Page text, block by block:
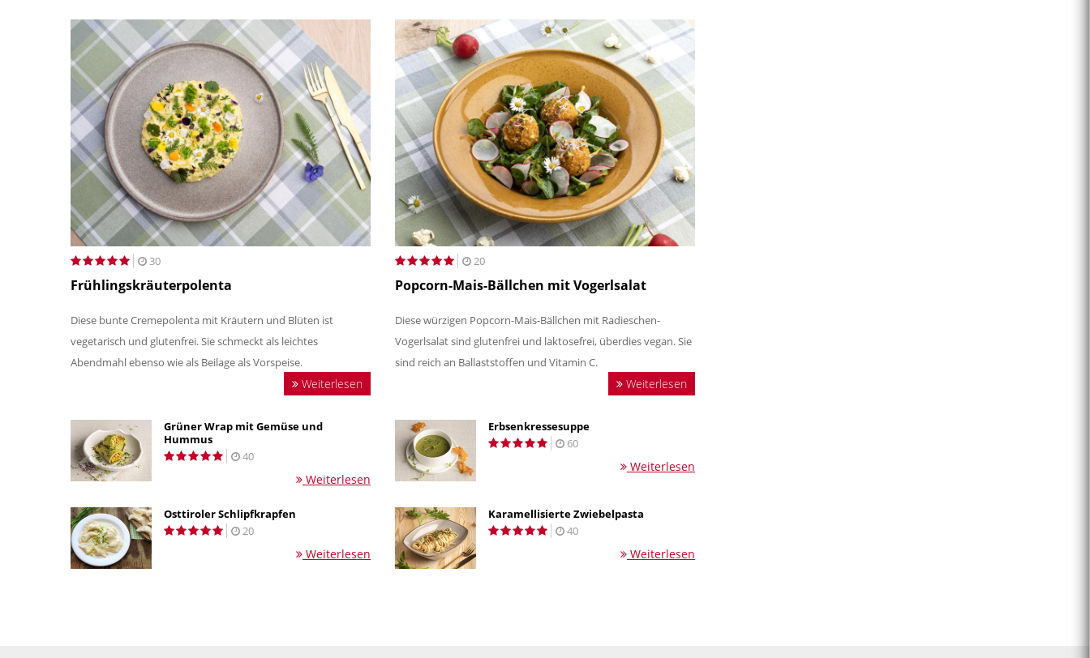
30
Frühlingskräuterpolenta
Diese bunte Cremepolenta mit Kräutern und Blüten ist
vegetarisch und glutenfrei. Sie schmeckt als leichtes
Abendmahl ebenso wie als Beilage als Vorspeise.
Weiterlesen
20
Popcorn-Mais-Bällchen mit Vogerlsalat
Diese würzigen Popcorn-Mais-Bällchen mit Radieschen-
Vogerlsalat sind glutenfrei und laktosefrei, überdies vegan. Sie
sind reich an Ballaststoffen und Vitamin C.
Weiterlesen
Grüner Wrap mit Gemüse und
Hummus
40
Weiterlesen
Erbsenkressesuppe
60
Weiterlesen
Osttiroler Schlipfkrapfen
20
Weiterlesen
Karamellisierte Zwiebelpasta
40
Weiterlesen